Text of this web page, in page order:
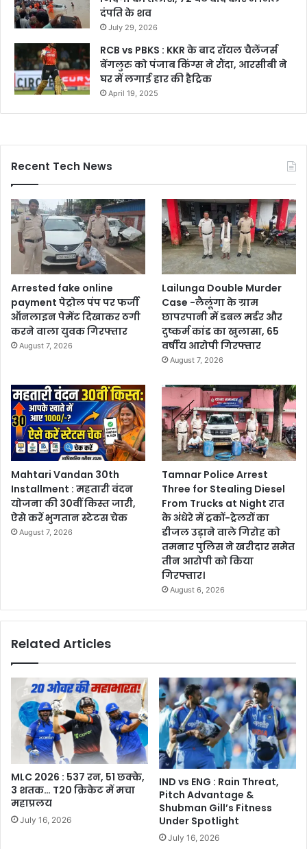
दंपति के शव
July 29, 2026
RCB vs PBKS : KKR के बाद रॉयल चैलेंजर्स
बेंगलुरु को पंजाब किंग्स ने रौंदा, आरसीबी ने
घर में लगाई हार की हैट्रिक
April 19, 2025
Recent Tech News
Arrested fake online
payment पेट्रोल पंप पर फर्जी
ऑनलाइन पेमेंट दिखाकर ठगी
करने वाला युवक गिरफ्तार
August 7, 2026
Lailunga Double Murder
Case -लैलूंगा के ग्राम
छापरपानी में डबल मर्डर और
दुष्कर्म कांड का खुलासा, 65
वर्षीय आरोपी गिरफ्तार
August 7, 2026
Mahtari Vandan 30th
Installment : महतारी वंदन
योजना की 30वीं किस्त जारी,
ऐसे करें भुगतान स्टेटस चेक
August 7, 2026
Tamnar Police Arrest
Three for Stealing Diesel
From Trucks at Night रात
के अंधेरे में ट्रकों-ट्रेलरों का
डीजल उड़ाने वाले गिरोह को
तमनार पुलिस ने खरीदार समेत
तीन आरोपी को किया
गिरफ्तार।
August 6, 2026
Related Articles
MLC 2026 : 537 रन, 51 छक्के,
3 शतक… T20 क्रिकेट में मचा
महाप्रलय
July 16, 2026
IND vs ENG : Rain Threat,
Pitch Advantage &
Shubman Gill’s Fitness
Under Spotlight
July 16, 2026